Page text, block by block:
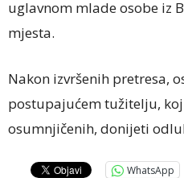
uglavnom mlade osobe iz
mjesta.
Nakon izvršenih pretresa,
postupajućem tužitelju,
osumnjičenih, donijeti
WhatsApp